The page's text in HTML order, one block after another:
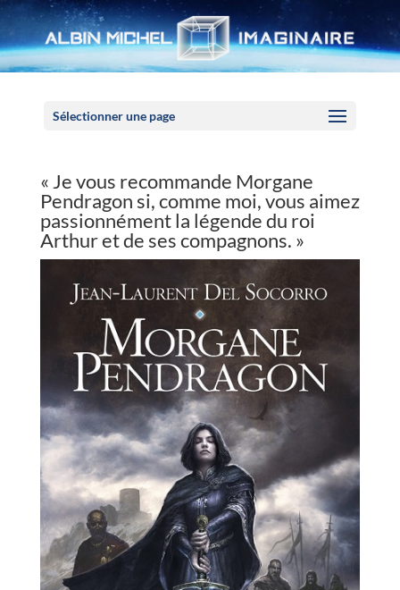
Sélectionner une page
« Je vous recommande Morgane
Pendragon si, comme moi, vous aimez
passionnément la légende du roi
Arthur et de ses compagnons. »
Panneau de gestion des cookies